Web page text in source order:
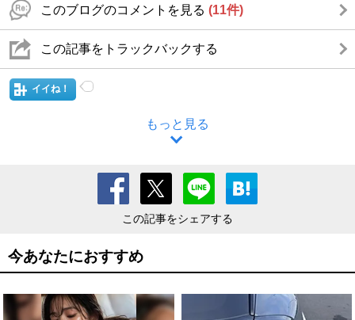
このブログのコメントを見る (11件)
この記事をトラックバックする
イイね！
もっと見る
この記事をシェアする
今あなたにおすすめ